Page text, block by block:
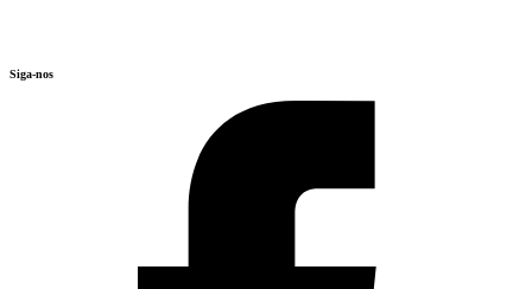
Siga-nos